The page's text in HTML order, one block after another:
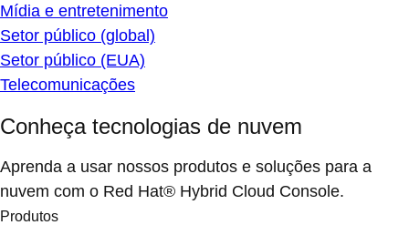
Mídia e entretenimento
Setor público (global)
Setor público (EUA)
Telecomunicações
Conheça tecnologias de nuvem
Aprenda a usar nossos produtos e soluções para a
nuvem com o Red Hat® Hybrid Cloud Console.
Produtos